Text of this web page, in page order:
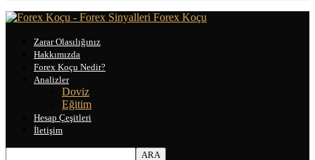
Forex Koçu
Zarar Olasılığınız
Hakkımızda
Forex Koçu Nedir?
Analizler
Doviz
Eğitim
Hesap Çeşitleri
İletişim